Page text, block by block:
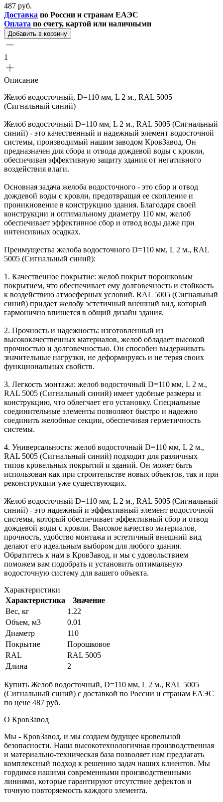
487 руб.
Доставка по России и странам ЕАЭС
Оплата по счету, картой или наличными
Добавить в корзину
1
Описание
Желоб водосточный, D=110 мм, L 2 м., RAL 5005
(Сигнальный синий)
Желоб водосточный D=110 мм, L 2 м., RAL 5005 (Сигнальный
синий) - это качественный и надежный элемент водосточной
системы, производимый нашим заводом КровЗавод. Он
предназначен для сбора и отвода дождевой воды с кровли,
обеспечивая эффективную защиту здания от негативного
воздействия влаги.
Основная задача желоба водосточного - это сбор и отвод
дождевой воды с кровли, предотвращая ее скопление и
проникновение в конструкцию здания. Благодаря своей
конструкции и оптимальному диаметру 110 мм, желоб
обеспечивает эффективное сбор и отвод воды даже при
интенсивных осадках.
Преимущества желоба водосточного D=110 мм, L 2 м., RAL
5005 (Сигнальный синий):
1. Качественное покрытие: желоб покрыт порошковым
покрытием, что обеспечивает ему долговечность и стойкость
к воздействию атмосферных условий. RAL 5005 (Сигнальный
синий) придает желобу эстетичный внешний вид, который
гармонично впишется в общий дизайн здания.
2. Прочность и надежность: изготовленный из
высококачественных материалов, желоб обладает высокой
прочностью и долговечностью. Он способен выдерживать
значительные нагрузки, не деформируясь и не теряя своих
функциональных свойств.
3. Легкость монтажа: желоб водосточный D=110 мм, L 2 м.,
RAL 5005 (Сигнальный синий) имеет удобные размеры и
конструкцию, что облегчает его установку. Специальные
соединительные элементы позволяют быстро и надежно
соединить желобные секции, обеспечивая герметичность
системы.
4. Универсальность: желоб водосточный D=110 мм, L 2 м.,
RAL 5005 (Сигнальный синий) подходит для различных
типов кровельных покрытий и зданий. Он может быть
использован как при строительстве новых объектов, так и при
реконструкции уже существующих.
Желоб водосточный D=110 мм, L 2 м., RAL 5005 (Сигнальный
синий) - это надежный и эффективный элемент водосточной
системы, который обеспечивает эффективный сбор и отвод
дождевой воды с кровли. Высокое качество материалов,
прочность, удобство монтажа и эстетичный внешний вид
делают его идеальным выбором для любого здания.
Обратитесь к нам в КровЗавод, и мы с удовольствием
поможем вам подобрать и установить оптимальную
водосточную систему для вашего объекта.
Характеристики
Характеристика
Значение
Вес, кг
1.22
Объем, м3
0.01
Диаметр
110
Покрытие
Порошковое
RAL
RAL 5005
Длина
2
Купить Желоб водосточный, D=110 мм, L 2 м., RAL 5005
(Сигнальный синий) с доставкой по России и странам ЕАЭС
по цене 487 руб.
О КровЗавод
Мы - КровЗавод, и мы создаем будущее кровельной
безопасности. Наша высокотехнологичная производственная
и материально-техническая база позволяет нам предлагать
комплексный подход к решению задач наших клиентов. Мы
гордимся нашими современными производственными
линиями, которые гарантируют отсутствие дефектов и
точную повторяемость каждого элемента.